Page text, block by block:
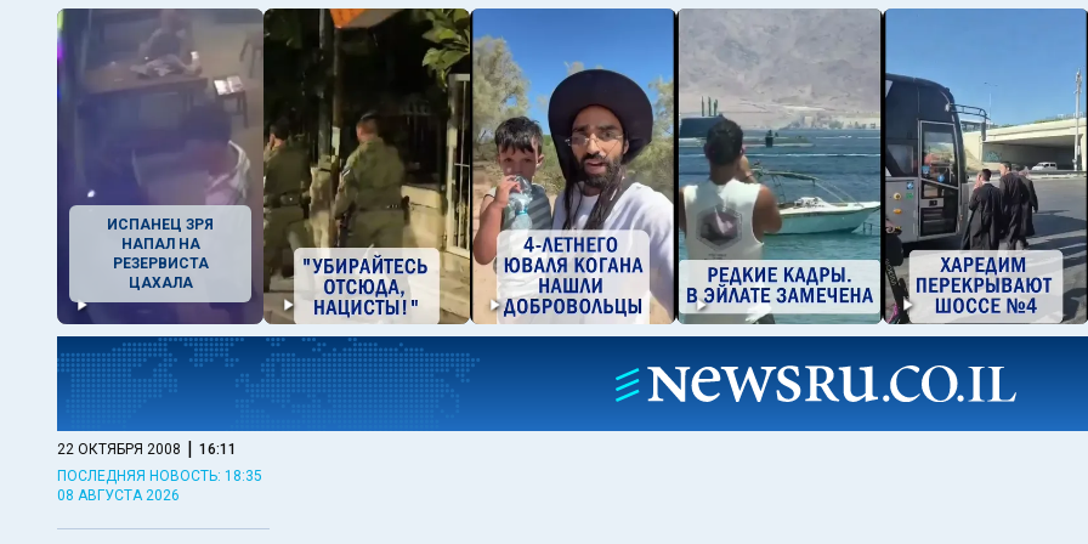
ИСПАНЕЦ ЗРЯ
НАПАЛ НА
РЕЗЕРВИСТА
ЦАХАЛА
22 ОКТЯБРЯ 2008 | 16:11
ПОСЛЕДНЯЯ НОВОСТЬ: 18:35
08 АВГУСТА 2026